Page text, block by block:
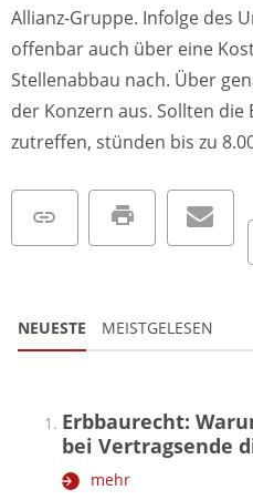
Allianz-Gruppe. Infolge des
offenbar auch über eine
Stellenabbau nach. Über
der Konzern aus. Sollten
zutreffen, stünden bis zu
NEUESTE MEISTGELESEN
Erbbaurecht:
bei Vertragsende
mehr